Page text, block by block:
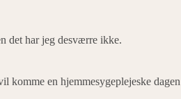
det har jeg desværre ikke.
en hjemmesygeplejeske